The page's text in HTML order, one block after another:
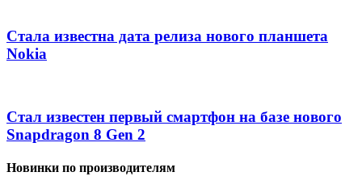
Стала известна дата релиза нового планшета
Nokia
Стал известен первый смартфон на базе нового
Snapdragon 8 Gen 2
Новинки по производителям